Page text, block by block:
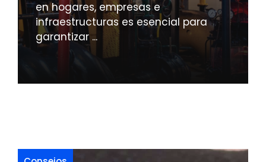
en hogares, empresas e
infraestructuras es esencial para
garantizar ...